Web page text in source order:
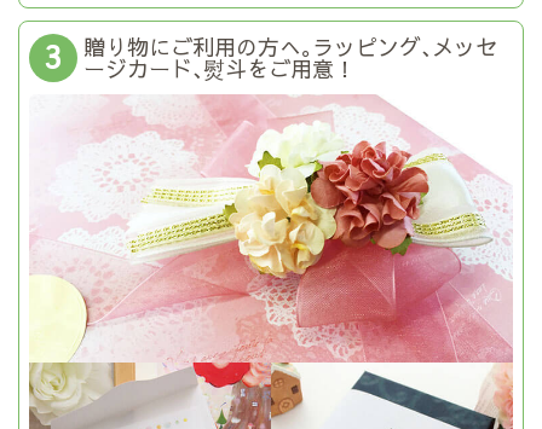
3 贈り物にご利用の方へ｡ラッピング､メッセ
ージカード､熨斗をご用意！